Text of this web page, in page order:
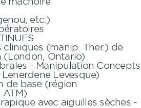
etc.)
cliniques (manip. Ther.) de
(London, Ontario)
- Manipulation Concepts
Levesque)
de base (région
avec aiguilles sèches -